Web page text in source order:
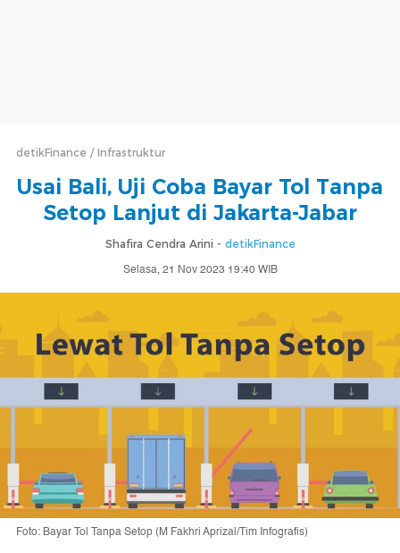
detikFinance Infrastruktur
Usai Bali, Uji Coba Bayar Tol Tanpa
Setop Lanjut di Jakarta-Jabar
Shafira Cendra Arini - detikFinance
Selasa, 21 Nov 2023 19:40 WIB
Foto: Bayar Tol Tanpa Setop (M Fakhri Aprizal/Tim Infografis)